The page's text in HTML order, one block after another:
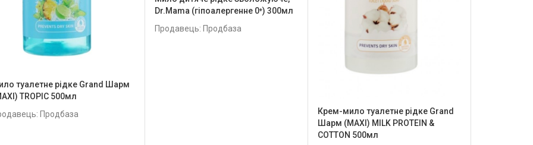
туалетне рідке Grand Шарм
TROPIC 500мл
Продбаза
Dr.Mama (гіпоалергенне 0⁺) 300мл
Продавець: Продбаза
Крем-мило туалетне рідке Grand
Шарм (MAXI) MILK PROTEIN &
COTTON 500мл